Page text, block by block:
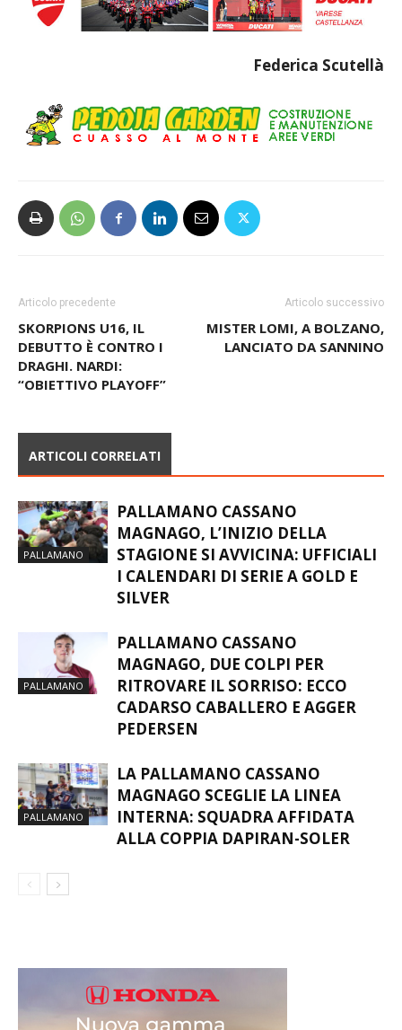
Federica Scutellà
Articolo precedente
SKORPIONS U16, IL
DEBUTTO È CONTRO I
DRAGHI. NARDI:
“OBIETTIVO PLAYOFF”
Articolo successivo
MISTER LOMI, A BOLZANO,
LANCIATO DA SANNINO
ARTICOLI CORRELATI
PALLAMANO
PALLAMANO CASSANO
MAGNAGO, L’INIZIO DELLA
STAGIONE SI AVVICINA: UFFICIALI
I CALENDARI DI SERIE A GOLD E
SILVER
PALLAMANO
PALLAMANO CASSANO
MAGNAGO, DUE COLPI PER
RITROVARE IL SORRISO: ECCO
CADARSO CABALLERO E AGGER
PEDERSEN
PALLAMANO
LA PALLAMANO CASSANO
MAGNAGO SCEGLIE LA LINEA
INTERNA: SQUADRA AFFIDATA
ALLA COPPIA DAPIRAN-SOLER